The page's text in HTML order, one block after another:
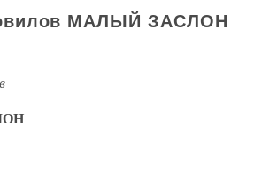
МАЛЫЙ ЗАСЛОН